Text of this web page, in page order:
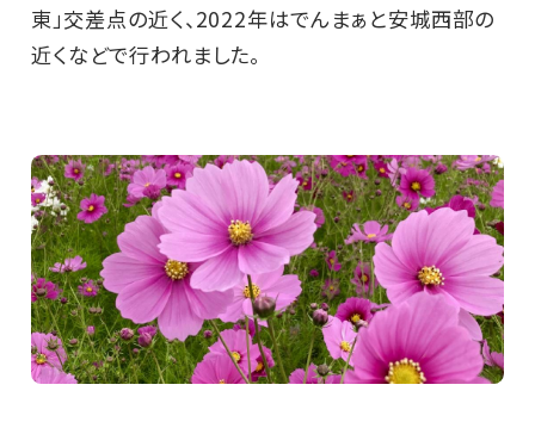
東」交差点の近く、2022年はでんまぁと安城西部の
近くなどで行われました。